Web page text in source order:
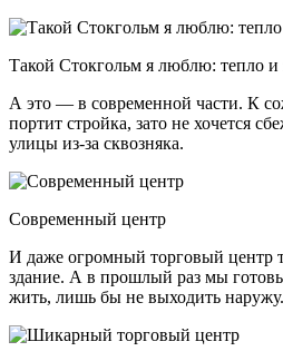
Такой Стокгольм я люблю: тепло и
А это — в современной части. К
портит стройка, зато не хочется
улицы из-за сквозняка.
Современный центр
И даже огромный торговый центр
здание. А в прошлый раз мы
жить, лишь бы не выходить наружу.